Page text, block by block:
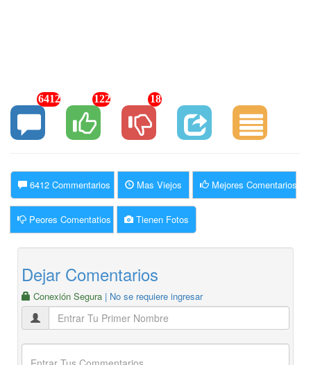
6412 122 18
6412 Commentarios Mas Viejos Mejores Comentarios
Peores Comentatios Tienen Fotos
Dejar Comentarios
Conexión Segura | No se requiere ingresar